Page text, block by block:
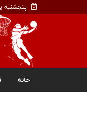
پنجشنبه
خانه